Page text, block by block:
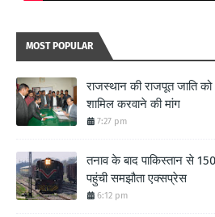
MOST POPULAR
राजस्थान की राजपूत जाति
शामिल करवाने की मांग
7:27 pm
तनाव के बाद पाकिस्तान से
पहुंची समझौता एक्सप्रेस
6:12 pm